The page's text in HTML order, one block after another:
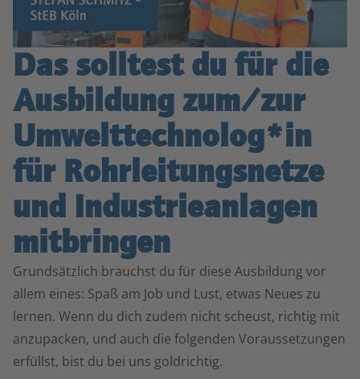
Das solltest du für die
Ausbildung zum/zur
Umwelt­technolog*in
für Rohrleitungs­netze
und Industrie­anlagen
mitbringen
Grundsätzlich brauchst du für diese Ausbildung vor
allem eines: Spaß am Job und Lust, etwas Neues zu
lernen. Wenn du dich zudem nicht scheust, richtig mit
anzupacken, und auch die folgenden Voraussetzungen
erfüllst, bist du bei uns goldrichtig.